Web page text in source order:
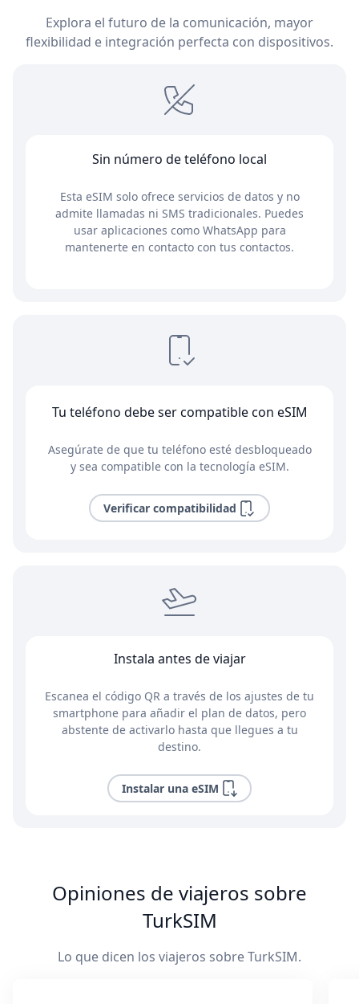
Explora el futuro de la comunicación, mayor
flexibilidad e integración perfecta con dispositivos.
Sin número de teléfono local
Esta eSIM solo ofrece servicios de datos y no
admite llamadas ni SMS tradicionales. Puedes
usar aplicaciones como WhatsApp para
mantenerte en contacto con tus contactos.
Tu teléfono debe ser compatible con eSIM
Asegúrate de que tu teléfono esté desbloqueado
y sea compatible con la tecnología eSIM.
Verificar compatibilidad
Instala antes de viajar
Escanea el código QR a través de los ajustes de tu
smartphone para añadir el plan de datos, pero
abstente de activarlo hasta que llegues a tu
destino.
Instalar una eSIM
Opiniones de viajeros sobre
TurkSIM
Lo que dicen los viajeros sobre TurkSIM.